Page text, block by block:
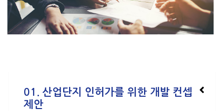
01. 산업단지 인허가를 위한 개발 컨셉
제안